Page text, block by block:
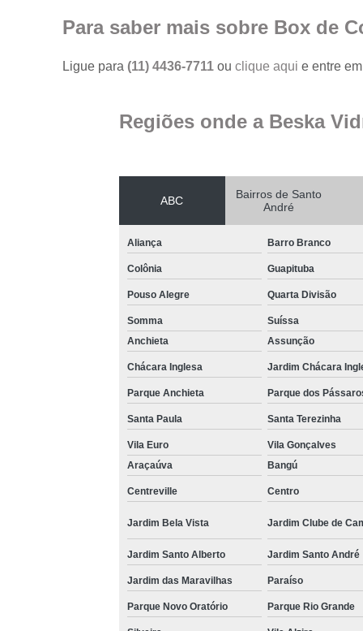
Para saber mais sobre Box de
Ligue para(11) 4436-7711ouclique aqui e entre
Regiões onde a Beska
ABC
Bairros de Santo
André
Aliança Barro Branco
Colônia Guapituba
Pouso Alegre Quarta Divisão
Somma
Suíssa
Anchieta
Assunção
Chácara Inglesa Jardim Chácara
Parque Anchieta Parque dos
Santa Paula Santa Terezinha
Vila Euro
Vila Gonçalves
Araçaúva
Bangú
Centreville Centro
Jardim Bela Vista Jardim Clube de
Jardim Santo Alberto Jardim Santo André
Jardim das Maravilhas Paraíso
Parque Novo Oratório Parque Rio Grande